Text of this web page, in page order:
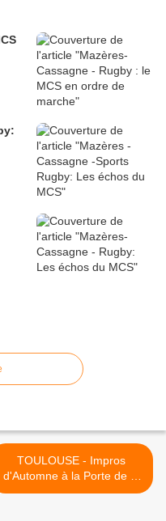
TOULOUSE - Impros
d'Automne à la Porte de la
Fontaine >